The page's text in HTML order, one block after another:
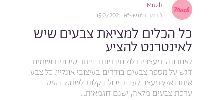
Muzli
ו׳ באב ה׳תשפ״א, 15.07.2021
כל הכלים למציאת צבעים שיש
לאינטרנט להציע
לאחרונה, מעצבים לוקחים יותר ויותר סיכונים ושמים
דגש על מספר צבעים בודדים בעיצובי אונליין. כל צבע
איתו נאלץ מעצב לעבוד יכול בקלות לשמש בסיס
ערכת צבעים מלאה, ישנם דוגמאות...